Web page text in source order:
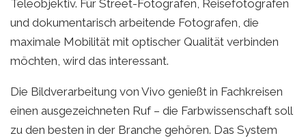
Teleobjektiv. Für Street-Fotografen, Reisefotografen
und dokumentarisch arbeitende Fotografen, die
maximale Mobilität mit optischer Qualität verbinden
möchten, wird das interessant.
Die Bildverarbeitung von Vivo genießt in Fachkreisen
einen ausgezeichneten Ruf – die Farbwissenschaft soll
zu den besten in der Branche gehören. Das System